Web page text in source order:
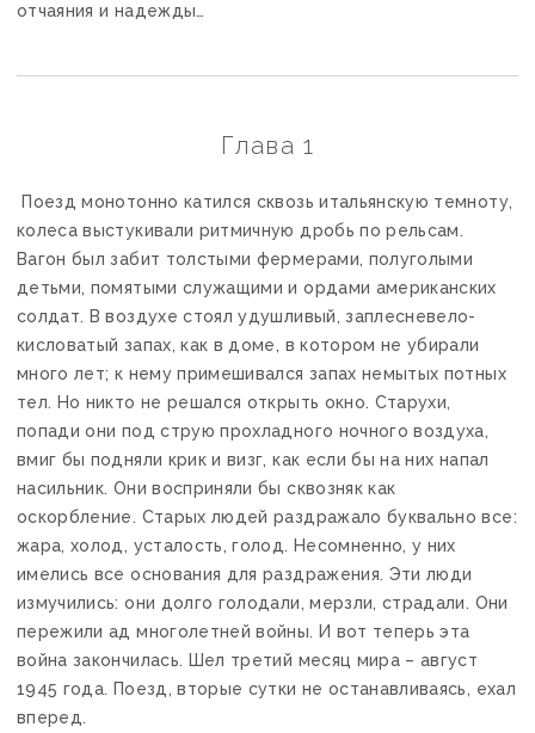
отчаяния и надежды…
Глава 1
Поезд монотонно катился сквозь итальянскую темноту,
колеса выстукивали ритмичную дробь по рельсам.
Вагон был забит толстыми фермерами, полуголыми
детьми, помятыми служащими и ордами американских
солдат. В воздухе стоял удушливый, заплесневело-
кисловатый запах, как в доме, в котором не убирали
много лет; к нему примешивался запах немытых потных
тел. Но никто не решался открыть окно. Старухи,
попади они под струю прохладного ночного воздуха,
вмиг бы подняли крик и визг, как если бы на них напал
насильник. Они восприняли бы сквозняк как
оскорбление. Старых людей раздражало буквально все:
жара, холод, усталость, голод. Несомненно, у них
имелись все основания для раздражения. Эти люди
измучились: они долго голодали, мерзли, страдали. Они
пережили ад многолетней войны. И вот теперь эта
война закончилась. Шел третий месяц мира – август
1945 года. Поезд, вторые сутки не останавливаясь, ехал
вперед.